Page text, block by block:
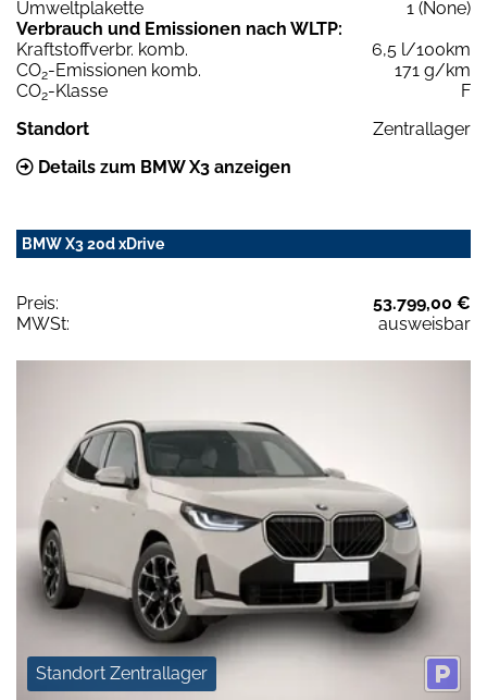
Umweltplakette
1 (None)
Verbrauch und Emissionen nach WLTP:
Kraftstoffverbr. komb.
6,5 l/100km
CO2-Emissionen komb.
171 g/km
CO2-Klasse
F
Standort
Zentrallager
Details zum BMW X3 anzeigen
BMW X3 20d xDrive
Preis:
53.799,00 €
MWSt:
ausweisbar
Standort Zentrallager